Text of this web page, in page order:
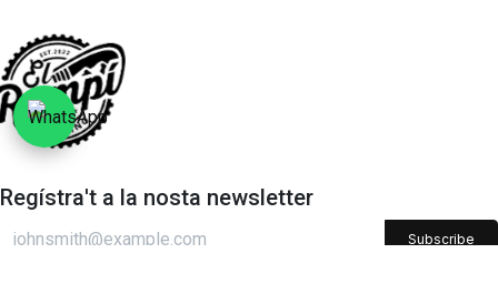
Regístra't a la nosta newsletter
Subscribe